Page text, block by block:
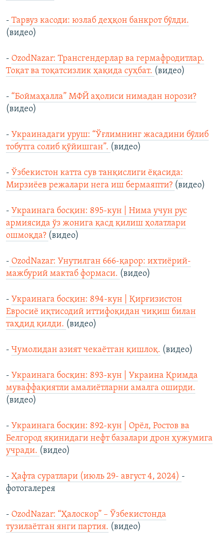
- Тарвуз касоди: юзлаб деҳқон банкрот бўлди.
(видео)
- OzodNazar: Трансгендерлар ва гермафродитлар.
Тоқат ва тоқатсизлик ҳақида суҳбат. (видео)
- “Боймаҳалла” МФЙ аҳолиси нимадан норози?
(видео)
- Украинадаги уруш: “Ўғлимнинг жасадини бўлиб
тобутга солиб қўйишган”. (видео)
- Ўзбекистон катта сув танқислиги ёқасида:
Мирзиёев режалари нега иш бермаяпти? (видео)
- Украинага босқин: 895-кун | Нима учун рус
армиясида ўз жонига қасд қилиш ҳолатлари
ошмоқда? (видео)
- OzodNazar: Унутилган 666-қарор: ихтиёрий-
мажбурий мактаб формаси. (видео)
- Украинага босқин: 894-кун | Қирғизистон
Евросиё иқтисодий иттифоқидан чиқиш билан
таҳдид қилди. (видео)
- Чумолидан азият чeкаётган қишлоқ. (видео)
- Украинага босқин: 893-кун | Украина Қримда
муваффақиятли амалиётларни амалга оширди.
(видео)
- Украинага босқин: 892-кун | Орёл, Ростов ва
Белгород яқинидаги нефт базалари дрон ҳужумига
учради. (видео)
- Ҳафта суратлари (июль 29- август 4, 2024) -
фотогалерея
- OzodNazar: “Ҳалоскор” – Ўзбекистонда
тузилаётган янги партия. (видео)